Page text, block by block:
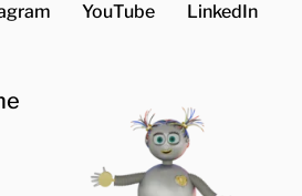
YouTube LinkedIn